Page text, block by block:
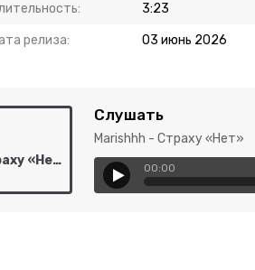
3:23
релиза: 03 июнь 2026
Marishhh - Страху «Нет»
Слушать
Marishhh - Страху «Нет»
00:00